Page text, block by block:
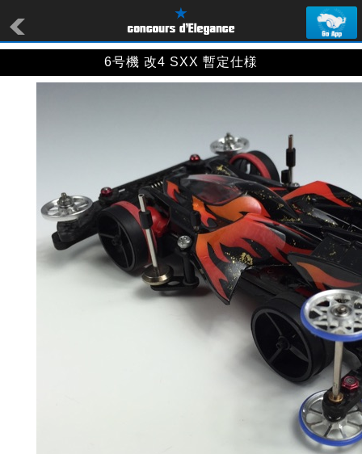
6号機 改4 SXX 暫定仕様